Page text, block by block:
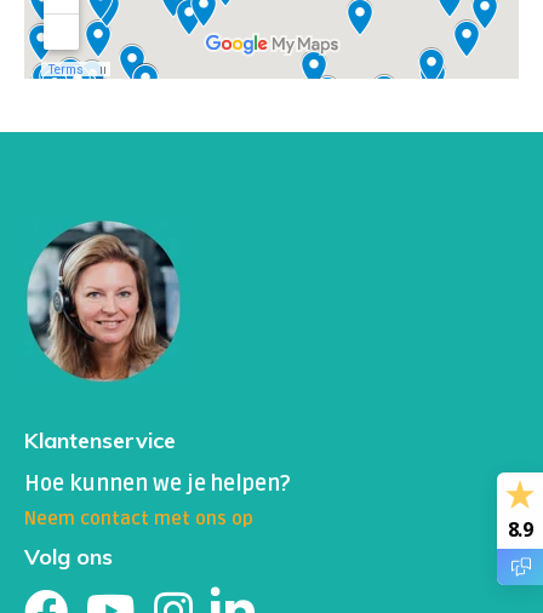
Klantenservice
Hoe kunnen we je helpen?
Neem contact met ons op
Volg ons
8.9